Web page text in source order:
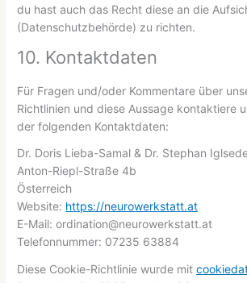
du hast auch das Recht diese an die
(Datenschutzbehörde) zu richten.
10. Kontaktdaten
Für Fragen und/oder Kommentare über
Richtlinien und diese Aussage kontaktiere
der folgenden Kontaktdaten:
Dr. Doris Lieba-Samal & Dr. Stephan
Anton-Riepl-Straße 4b
Österreich
Website: https://neurowerkstatt.at
E-Mail:ordination@neurowerkstatt.at
Telefonnummer: 07235 63884
Diese Cookie-Richtlinie wurde mit